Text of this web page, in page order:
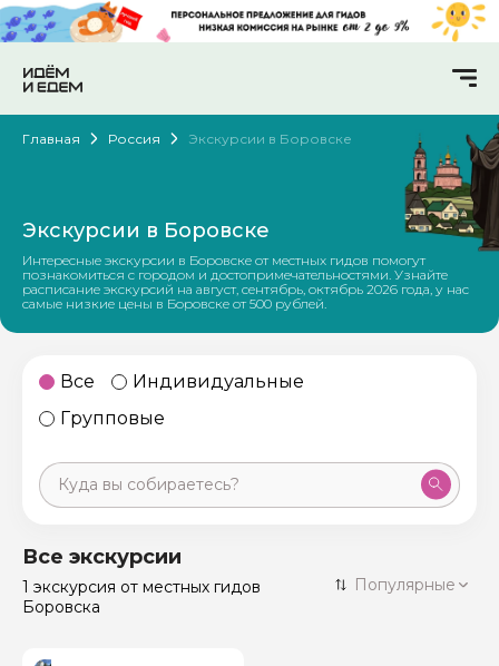
Главная Россия Экскурсии в Боровске
Экскурсии в Боровске
Интересные экскурсии в Боровске от местных гидов помогут
познакомиться с городом и достопримечательностями. Узнайте
расписание экскурсий на август, сентябрь, октябрь 2026 года, у нас
самые низкие цены в Боровске от 500 рублей.
Все
Индивидуальные
Групповые
Санкт-Петербург
Россия
50 экскурсий
Все экскурсии
1 экскурсия от местных гидов
Боровска
Популярные